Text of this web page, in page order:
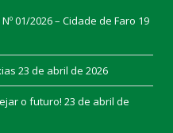
Nº 01/2026 – Cidade de Faro 19
23 de abril de 2026
o futuro! 23 de abril de